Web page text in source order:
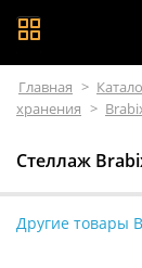
Главная >
хранения >
Стеллаж
Другие товары